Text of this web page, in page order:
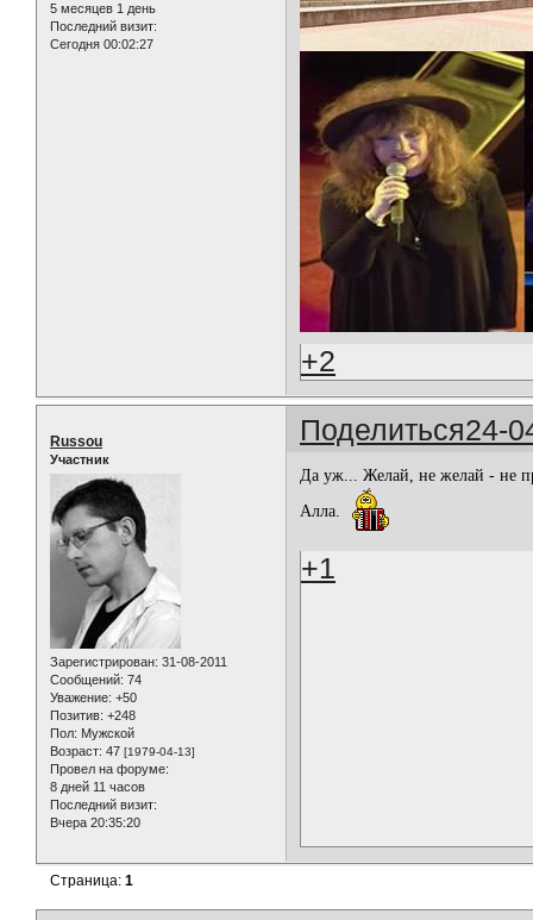
5 месяцев 1 день
Последний визит:
Сегодня 00:02:27
+2
Поделиться24-
Russou
Участник
Зарегистрирован: 31-08-2011
Сообщений: 74
Уважение: +50
Позитив: +248
Пол: Мужской
Возраст: 47 [1979-04-13]
Провел на форуме:
8 дней 11 часов
Последний визит:
Вчера 20:35:20
Да уж... Желай, не желай - не
Алла.
+1
Страница:1